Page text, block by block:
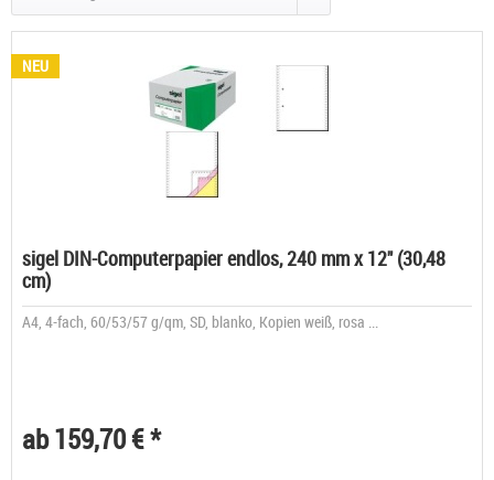
NEU
sigel DIN-Computerpapier endlos, 240 mm x 12" (30,48
cm)
A4, 4-fach, 60/53/57 g/qm, SD, blanko, Kopien weiß, rosa ...
ab 159,70 € *